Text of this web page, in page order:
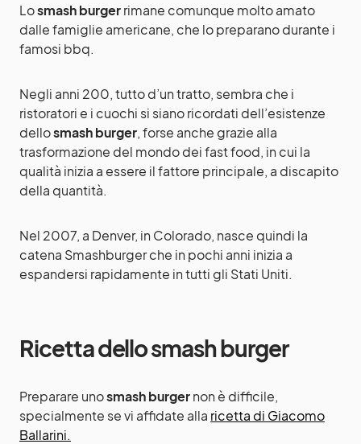
Losmash burgerrimane comunque molto amato
dalle famiglie americane, che lo preparano durante i
famosi bbq.
Negli anni 200, tutto d’un tratto, sembra che i
ristoratori e i cuochi si siano ricordati dell’esistenze
dellosmash burger, forse anche grazie alla
trasformazione del mondo dei fast food, in cui la
qualità inizia a essere il fattore principale, a discapito
della quantità.
Nel 2007, a Denver, in Colorado, nasce quindi la
catena Smashburger che in pochi anni inizia a
espandersi rapidamente in tutti gli Stati Uniti.
Ricetta dello smash burger
Preparare unosmash burgernon è difficile,
specialmente se vi affidate alla ricetta di Giacomo
Ballarini.